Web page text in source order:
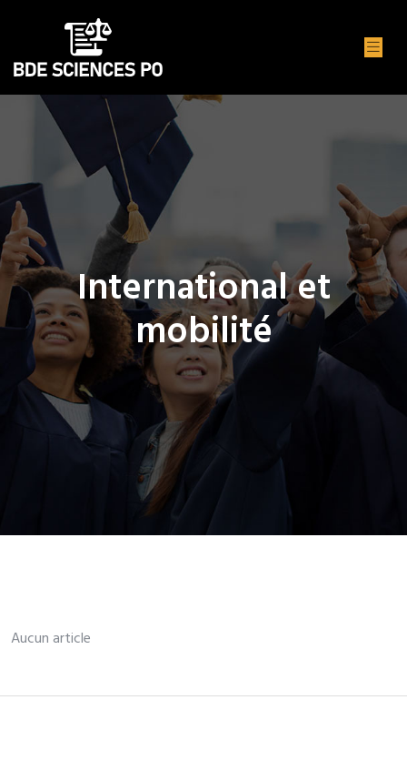
International et
mobilité
Aucun article